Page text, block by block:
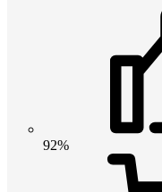
92%